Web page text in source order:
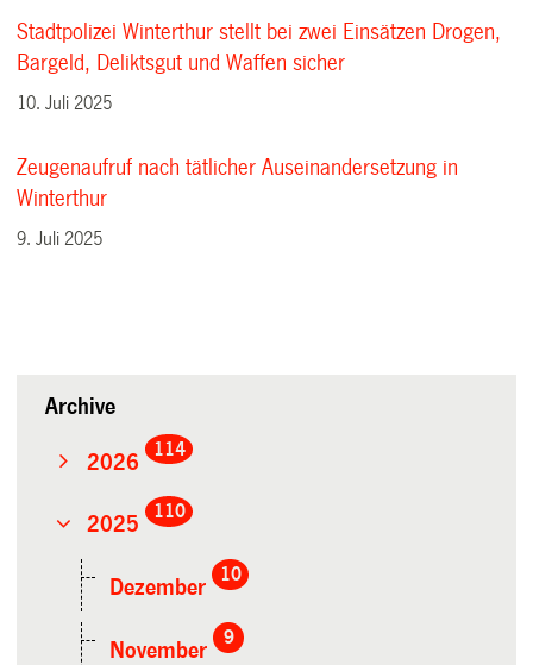
Stadtpolizei Winterthur stellt bei zwei Einsätzen Drogen,
Bargeld, Deliktsgut und Waffen sicher
10. Juli 2025
Zeugenaufruf nach tätlicher Auseinandersetzung in
Winterthur
9. Juli 2025
Archive
2026
114
2025
110
Dezember
10
November
9